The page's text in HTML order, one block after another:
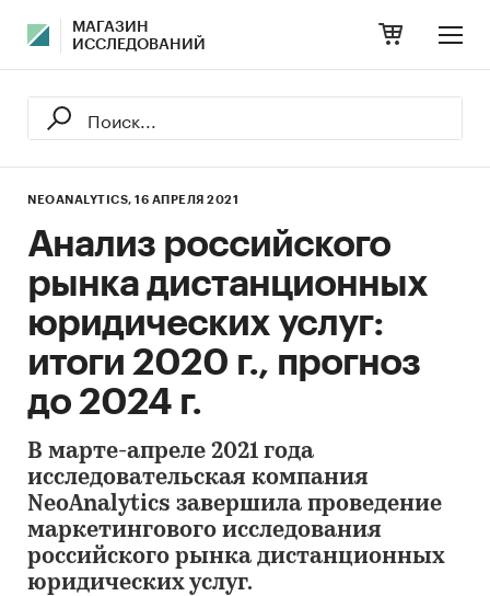
МАГАЗИН
ИССЛЕДОВАНИЙ
NEOANALYTICS, 16 АПРЕЛЯ 2021
Анализ российского
рынка дистанционных
юридических услуг:
итоги 2020 г., прогноз
до 2024 г.
В марте-апреле 2021 года
исследовательская компания
NeoAnalytics завершила проведение
маркетингового исследования
российского рынка дистанционных
юридических услуг.